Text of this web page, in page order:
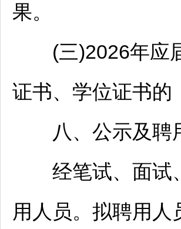
果。
(三)2026年应届
证书、学位证书的
八、公示及聘
经笔试、面试、
用人员。拟聘用